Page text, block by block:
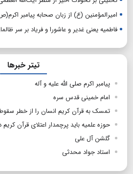
امیرالمؤمنین (ع) از زبان صحابه پیامبر
فاطمیه یعنی غدیر و عاشورا و فریاد بر سر
تیتر خبرها
پیامبر اکرم صلی الله علیه و آله
امام خمینی قدس سره
تمسک به قرآن کریم انسان را از خطر
حوزه علمیه باید پرچمدار اعتلای قرآن
گلشن آل علی
استاد جواد محدثی